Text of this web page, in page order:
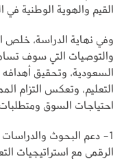
القيم والهوية الوطنية في
وفي نهاية الدراسة، خلص
والتوصيات التي سوف
السعودية، وتحقيق
التعليم، وتعكس التزام
احتياجات السوق
1- دعم البحوث والدراسات
الرقمي مع استراتيجيات